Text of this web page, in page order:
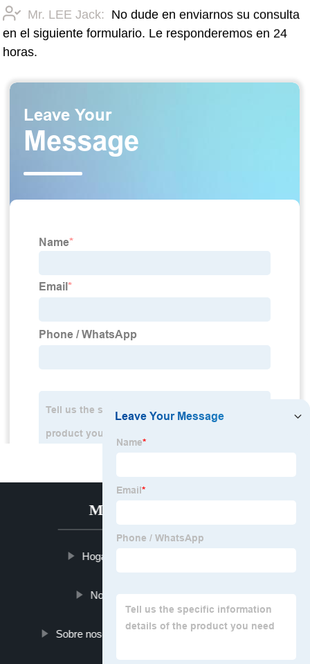
Mr. LEE Jack: No dude en enviarnos su consulta
en el siguiente formulario. Le responderemos en 24
horas.
MENÚ CALIENTE
Hogar
Noticias
Sobre nosotros Contáctenos